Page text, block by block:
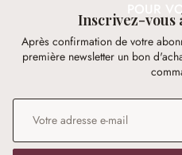
POUR
Inscrivez-vous
Après confirmation de votre
première newsletter un bon
Adresse e-mail